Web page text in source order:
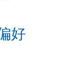
好